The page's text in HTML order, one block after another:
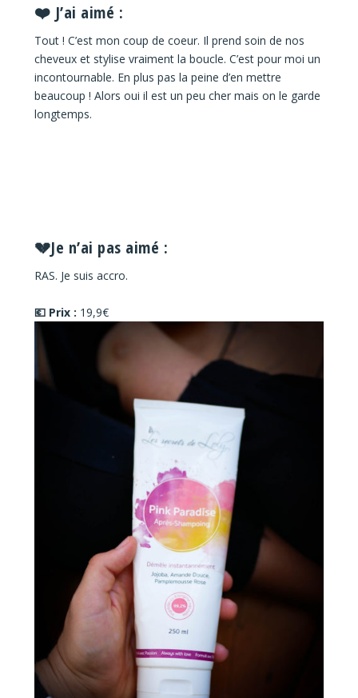
❤️ J’ai aimé :
Tout ! C’est mon coup de coeur. Il prend soin de nos
cheveux et stylise vraiment la boucle. C’est pour moi un
incontournable. En plus pas la peine d’en mettre
beaucoup ! Alors oui il est un peu cher mais on le garde
longtemps.
💔Je n’ai pas aimé :
RAS. Je suis accro.
💶 Prix : 19,9€